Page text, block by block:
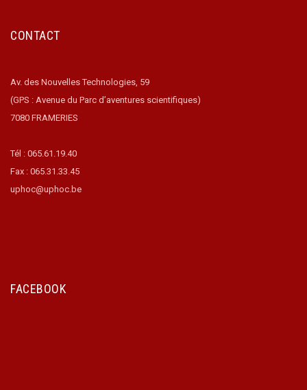
CONTACT
Av. des Nouvelles Technologies, 59
(GPS : Avenue du Parc d’aventures scientifiques)
7080 FRAMERIES
Tél : 065.61.19.40
Fax : 065.31.33.45
uphoc@uphoc.be
FACEBOOK